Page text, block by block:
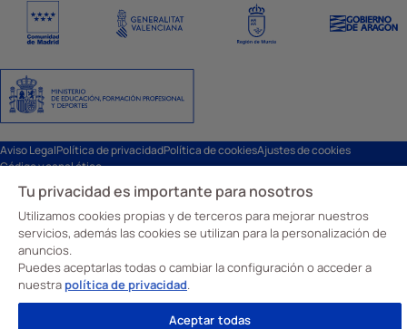
Aviso LegalPolítica de privacidadPolítica de cookiesAjustes de cookies
Código y canal ético
Tu privacidad es importante para nosotros
Utilizamos cookies propias y de terceros para mejorar nuestros
servicios, además las cookies se utilizan para la personalización de
anuncios.
Puedes aceptarlas todas o cambiar la configuración o acceder a
nuestra política de privacidad.
Aceptar todas